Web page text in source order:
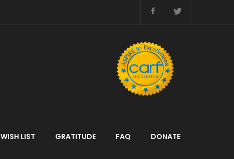
WISH LIST GRATITUDE FAQ DONATE